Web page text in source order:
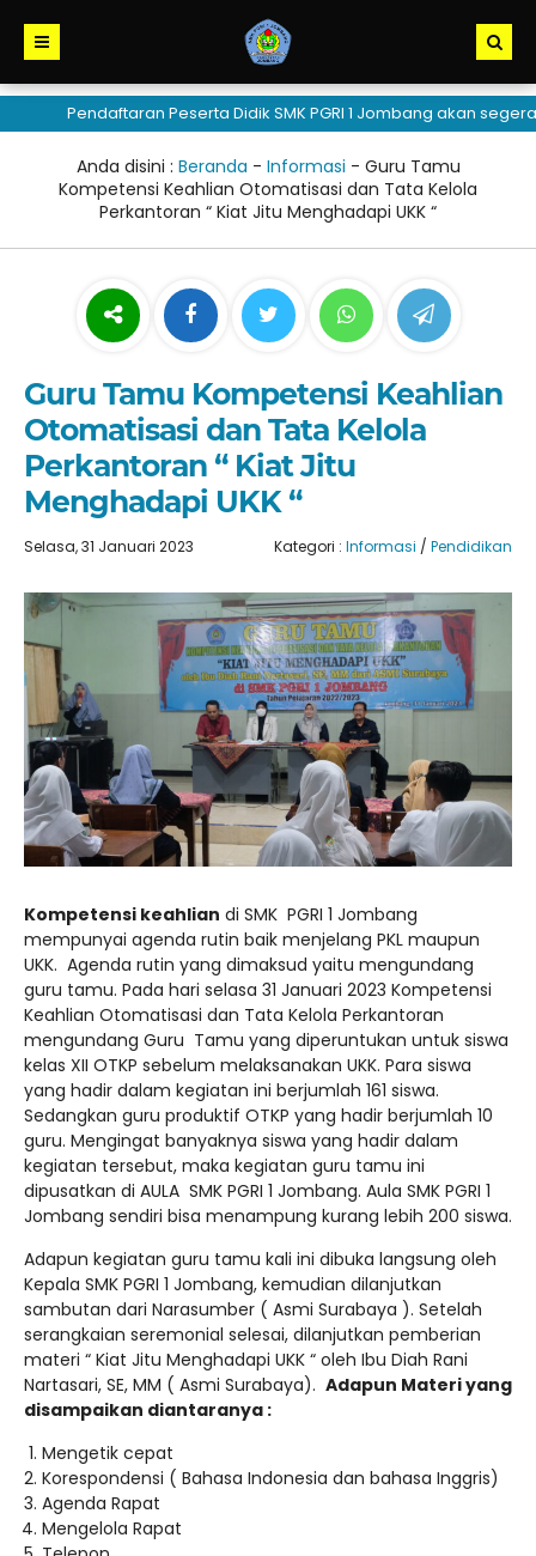
Pendaftaran Peserta Didik SMK PGRI 1 Jombang akan segera
Anda disini : Beranda - Informasi - Guru Tamu
Kompetensi Keahlian Otomatisasi dan Tata Kelola
Perkantoran “ Kiat Jitu Menghadapi UKK “
Guru Tamu Kompetensi Keahlian
Otomatisasi dan Tata Kelola
Perkantoran “ Kiat Jitu
Menghadapi UKK “
Selasa, 31 Januari 2023 Kategori : Informasi / Pendidikan
Kompetensi keahlian di SMK PGRI 1 Jombang
mempunyai agenda rutin baik menjelang PKL maupun
UKK. Agenda rutin yang dimaksud yaitu mengundang
guru tamu. Pada hari selasa 31 Januari 2023 Kompetensi
Keahlian Otomatisasi dan Tata Kelola Perkantoran
mengundang Guru Tamu yang diperuntukan untuk siswa
kelas XII OTKP sebelum melaksanakan UKK. Para siswa
yang hadir dalam kegiatan ini berjumlah 161 siswa.
Sedangkan guru produktif OTKP yang hadir berjumlah 10
guru. Mengingat banyaknya siswa yang hadir dalam
kegiatan tersebut, maka kegiatan guru tamu ini
dipusatkan di AULA SMK PGRI 1 Jombang. Aula SMK PGRI 1
Jombang sendiri bisa menampung kurang lebih 200 siswa.
Adapun kegiatan guru tamu kali ini dibuka langsung oleh
Kepala SMK PGRI 1 Jombang, kemudian dilanjutkan
sambutan dari Narasumber ( Asmi Surabaya ). Setelah
serangkaian seremonial selesai, dilanjutkan pemberian
materi “ Kiat Jitu Menghadapi UKK “ oleh Ibu Diah Rani
Nartasari, SE, MM ( Asmi Surabaya). Adapun Materi yang
disampaikan diantaranya :
Mengetik cepat
Korespondensi ( Bahasa Indonesia dan bahasa Inggris)
Agenda Rapat
Mengelola Rapat